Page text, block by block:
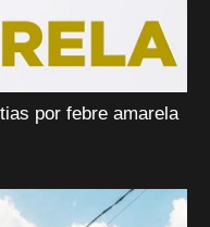
por febre amarela